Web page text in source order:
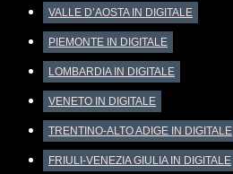
VALLE D’AOSTA IN DIGITALE
PIEMONTE IN DIGITALE
LOMBARDIA IN DIGITALE
VENETO IN DIGITALE
TRENTINO-ALTO ADIGE IN DIGITALE
FRIULI-VENEZIA GIULIA IN DIGITALE